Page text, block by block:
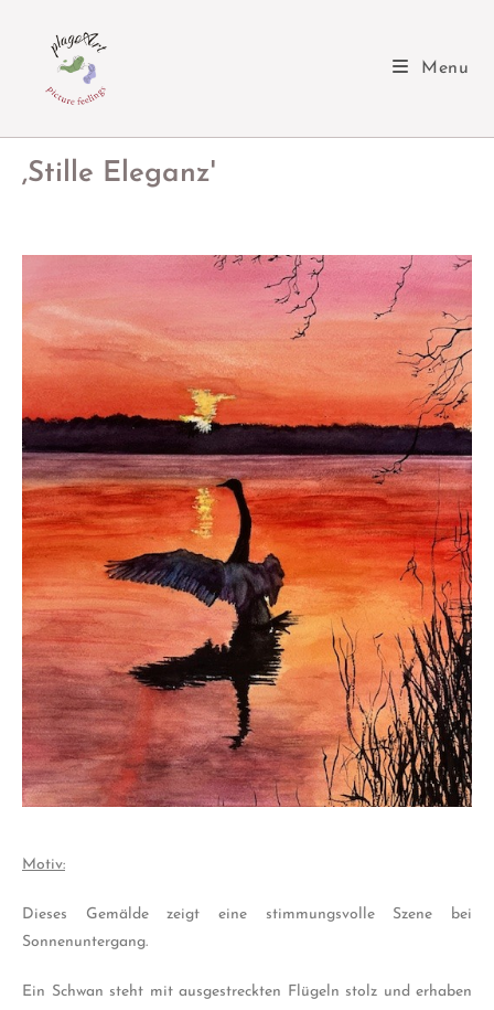
Menu
,Stille Eleganz'
Motiv:
Dieses Gemälde zeigt eine stimmungsvolle Szene bei
Sonnenuntergang.
Ein Schwan steht mit ausgestreckten Flügeln stolz und erhaben